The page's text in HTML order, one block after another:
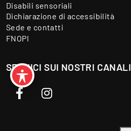
Disabili sensoriali
Dichiarazione di accessibilità
Sede e contatti
FNOPI
SEGUICI SUI NOSTRI CANALI
Facebook